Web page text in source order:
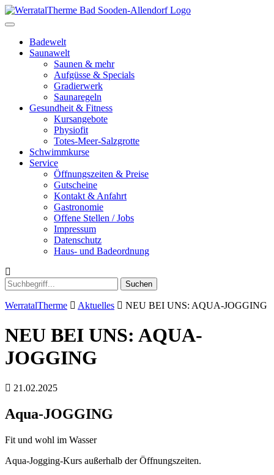
Toggle
navigationBadewelt
Saunawelt
Saunen & mehr
Aufgüsse & Specials
Gradierwerk
Saunaregeln
Gesundheit & Fitness
Kursangebote
Physiofit
Totes-Meer-Salzgrotte
Schwimmkurse
Service
Öffnungszeiten & Preise
Gutscheine
Kontakt & Anfahrt
Gastronomie
Offene Stellen / Jobs
Impressum
Datenschutz
Haus- und Badeordnung
Suchen
WerratalTherme Aktuelles NEU BEI UNS: AQUA-JOGGING
NEU BEI UNS: AQUA-
JOGGING
21.02.2025
Aqua-JOGGING
Fit und wohl im Wasser
Aqua-Jogging-Kurs außerhalb der Öffnungszeiten.